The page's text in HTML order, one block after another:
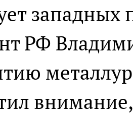
западных
РФ